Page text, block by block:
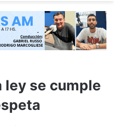
ley se cumple